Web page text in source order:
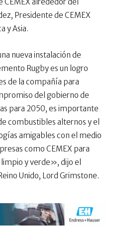
Presidente de CEMEX
y Asia.
nueva instalación de
Rugby es un logro
de la compañía para
del gobierno de
para 2050, es importante
combustibles alternos y el
amigables con el medio
como CEMEX para
y verde», dijo el
Unido, Lord Grimstone.